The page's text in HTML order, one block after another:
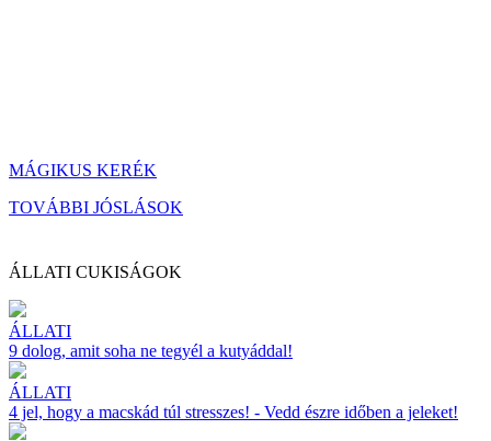
MÁGIKUS KERÉK
TOVÁBBI JÓSLÁSOK
ÁLLATI CUKISÁGOK
ÁLLATI
9 dolog, amit soha ne tegyél a kutyáddal!
ÁLLATI
4 jel, hogy a macskád túl stresszes! - Vedd észre időben a jeleket!